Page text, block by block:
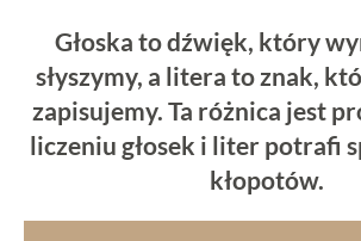
Głoska to dźwięk, który
słyszymy, a litera to znak,
zapisujemy. Ta różnica jest
liczeniu głosek i liter potrafi
kłopotów.